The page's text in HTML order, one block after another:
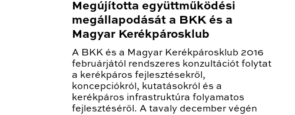
Megújította együttműködési
megállapodását a BKK és a
Magyar Kerékpárosklub
A BKK és a Magyar Kerékpárosklub 2016
februárjától rendszeres konzultációt folytat
a kerékpáros fejlesztésekről,
koncepciókról, kutatásokról és a
kerékpáros infrastruktúra folyamatos
fejlesztéséről. A tavaly december végén